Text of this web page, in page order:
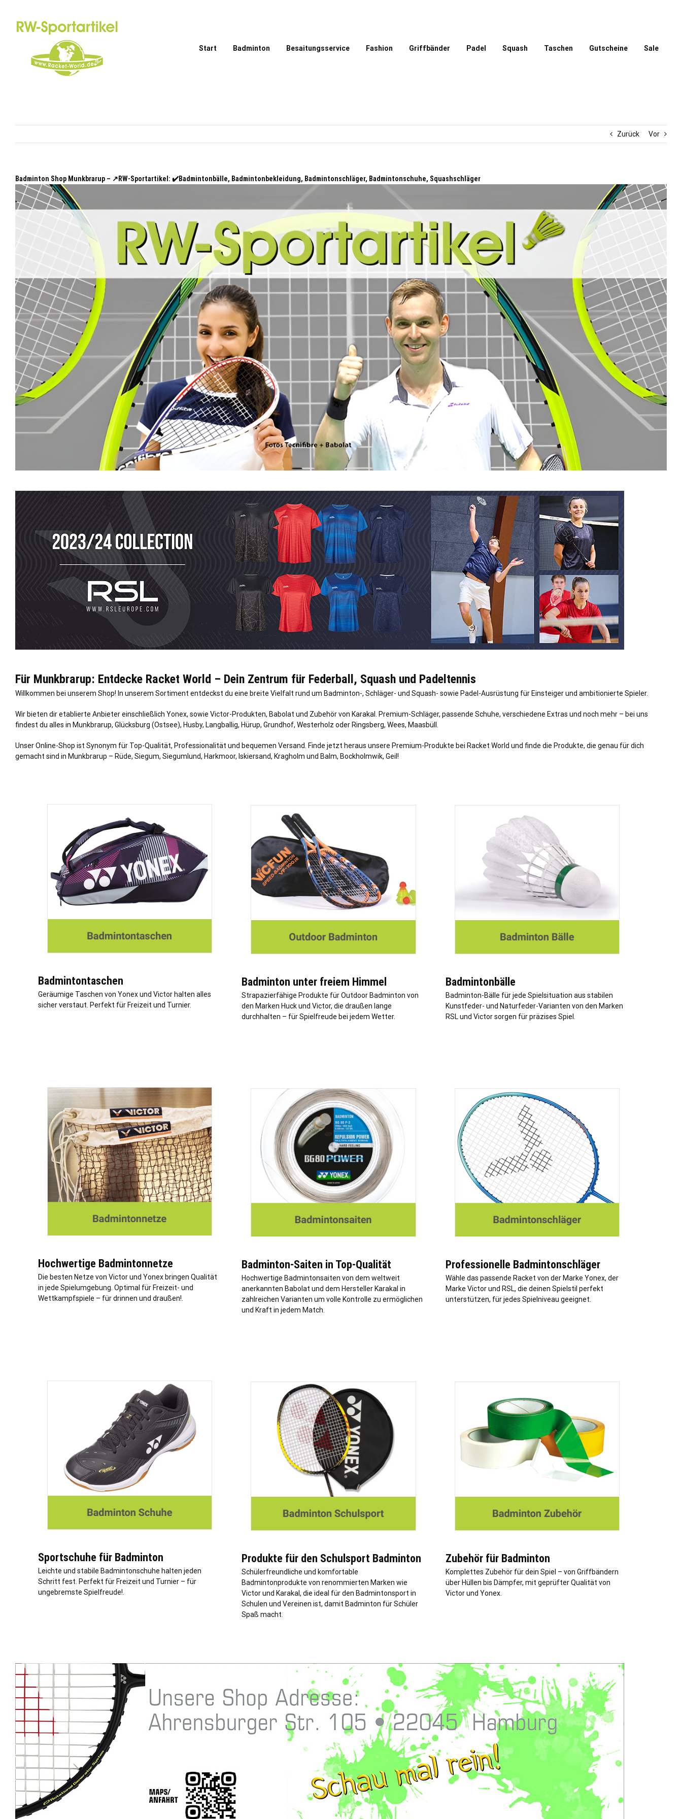
springen
Start Badminton Besaitungsservice Fashion Griffbänder Padel Squash Taschen Gutscheine Sale
Zurück Vor
Badminton Shop Munkbrarup – ↗️RW-Sportartikel: ✔️Badmintonbälle, Badmintonbekleidung, Badmintonschläger, Badmintonschuhe, Squashschläger
Für Munkbrarup: Entdecke Racket World – Dein Zentrum für Federball, Squash und Padeltennis
Willkommen bei unserem Shop! In unserem Sortiment entdeckst du eine breite Vielfalt rund um Badminton-, Schläger- und Squash- sowie Padel-Ausrüstung für Einsteiger und ambitionierte Spieler.
Wir bieten dir etablierte Anbieter einschließlich Yonex, sowie Victor-Produkten, Babolat und Zubehör von Karakal. Premium-Schläger, passende Schuhe, verschiedene Extras und noch mehr – bei uns
findest du alles in Munkbrarup, Glücksburg (Ostsee), Husby, Langballig, Hürup, Grundhof, Westerholz oder Ringsberg, Wees, Maasbüll.
Unser Online-Shop ist Synonym für Top-Qualität, Professionalität und bequemen Versand. Finde jetzt heraus unsere Premium-Produkte bei Racket World und finde die Produkte, die genau für dich
gemacht sind in Munkbrarup – Rüde, Siegum, Siegumlund, Harkmoor, Iskiersand, Kragholm und Balm, Bockholmwik, Geil!
Badmintontaschen
Geräumige Taschen von Yonex und Victor halten alles
sicher verstaut. Perfekt für Freizeit und Turnier.
Badminton unter freiem Himmel
Strapazierfähige Produkte für Outdoor Badminton von
den Marken Huck und Victor, die draußen lange
durchhalten – für Spielfreude bei jedem Wetter.
Badmintonbälle
Badminton-Bälle für jede Spielsituation aus stabilen
Kunstfeder- und Naturfeder-Varianten von den Marken
RSL und Victor sorgen für präzises Spiel.
Hochwertige Badmintonnetze
Die besten Netze von Victor und Yonex bringen Qualität
in jede Spielumgebung. Optimal für Freizeit- und
Wettkampfspiele – für drinnen und draußen!.
Badminton-Saiten in Top-Qualität
Hochwertige Badmintonsaiten von dem weltweit
anerkannten Babolat und dem Hersteller Karakal in
zahlreichen Varianten um volle Kontrolle zu ermöglichen
und Kraft in jedem Match.
Professionelle Badmintonschläger
Wähle das passende Racket von der Marke Yonex, der
Marke Victor und RSL, die deinen Spielstil perfekt
unterstützen, für jedes Spielniveau geeignet.
Sportschuhe für Badminton
Leichte und stabile Badmintonschuhe halten jeden
Schritt fest. Perfekt für Freizeit und Turnier – für
ungebremste Spielfreude!.
Produkte für den Schulsport Badminton
Schülerfreundliche und komfortable
Badmintonprodukte von renommierten Marken wie
Victor und Karakal, die ideal für den Badmintonsport in
Schulen und Vereinen ist, damit Badminton für Schüler
Spaß macht.
Zubehör für Badminton
Komplettes Zubehör für dein Spiel – von Griffbändern
über Hüllen bis Dämpfer, mit geprüfter Qualität von
Victor und Yonex.